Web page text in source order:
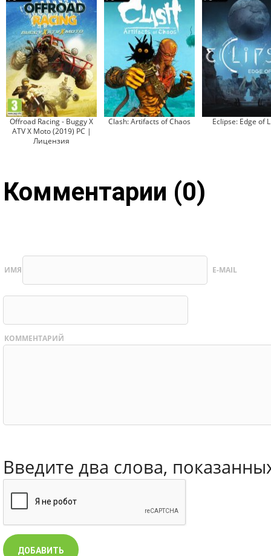
Offroad Racing - Buggy X
ATV X Moto (2019) PC |
Лицензия
Clash: Artifacts of Chaos Eclipse: Edge of
Комментарии (0)
ИМЯ E-MAIL
КОММЕНТАРИЙ
Введите два слова,